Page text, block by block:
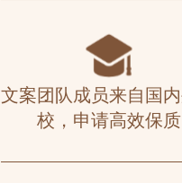
文案团队成员来自国
校，申请高效保质